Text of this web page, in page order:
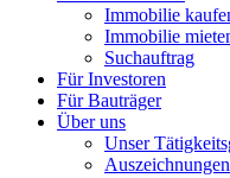
Immobilie
Immobilie
Suchauftrag
Für Investoren
Für Bauträger
Über uns
Unser
Auszeichnungen